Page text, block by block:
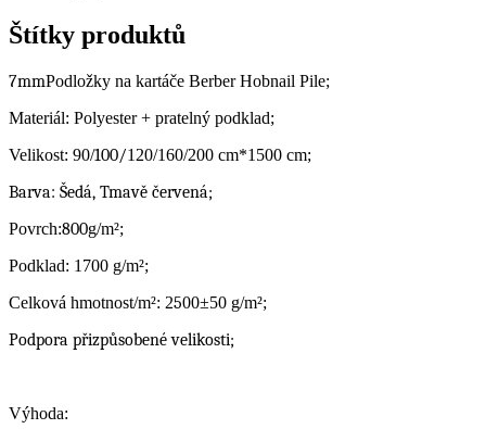
Štítky produktů
7mmPodložky na kartáče Berber Hobnail Pile;
Materiál: Polyester + pratelný podklad;
Velikost: 90/100/120/160/200 cm*1500 cm;
Barva: Šedá, Tmavě červená;
Povrch:800g/m²;
Podklad: 1700 g/m²;
Celková hmotnost/m²: 2500±50 g/m²;
Podpora přizpůsobené velikosti;
Výhoda: